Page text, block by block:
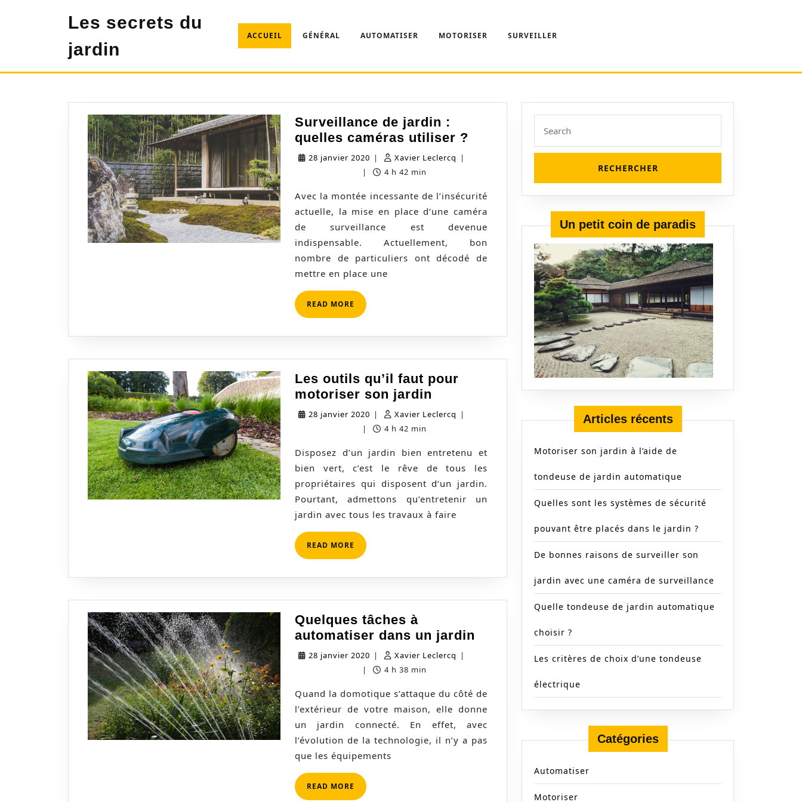
Les secrets du
jardin
ACCUEIL GÉNÉRAL AUTOMATISER MOTORISER SURVEILLER
Surveillance de jardin :
quelles caméras utiliser ? Surveillance
quelles
caméras
utiliser
?
28 janvier 2020 28
janvier
| Xavier Leclercq
Xavier
|
| 4 h 42 min
Avec la montée incessante de l’insécurité
actuelle, la mise en place d’une caméra
de surveillance est devenue
indispensable. Actuellement, bon
nombre de particuliers ont décodé de
mettre en place une
READ MORE READ
MORE
Les outils qu’il faut pour
motoriser son jardin
outils
pour
motoriser
son
jardin
28 janvier 2020 28
janvier
| Xavier Leclercq
Xavier
|
| 4 h 42 min
Disposez d’un jardin bien entretenu et
bien vert, c’est le rêve de tous les
propriétaires qui disposent d’un jardin.
Pourtant, admettons qu’entretenir un
jardin avec tous les travaux à faire
READ MORE READ
MORE
Quelques tâches à
automatiser dans un jardin Quelques
automatiser
dans
un
jardin
28 janvier 2020 28
janvier
| Xavier Leclercq
Xavier
|
| 4 h 38 min
Quand la domotique s’attaque du côté de
l’extérieur de votre maison, elle donne
un jardin connecté. En effet, avec
l’évolution de la technologie, il n’y a pas
que les équipements
READ MORE READ
MORE
for:
Un petit coin de paradis
Articles récents
Motoriser son jardin à l’aide de
tondeuse de jardin automatique
Quelles sont les systèmes de sécurité
pouvant être placés dans le jardin ?
De bonnes raisons de surveiller son
jardin avec une caméra de surveillance
Quelle tondeuse de jardin automatique
choisir ?
Les critères de choix d’une tondeuse
électrique
Catégories
Automatiser
Motoriser